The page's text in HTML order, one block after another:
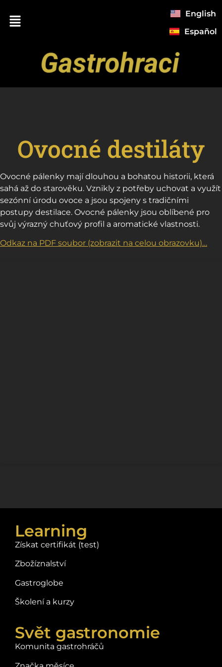
English
Español
Ovocné destiláty
Ovocné pálenky mají dlouhou a bohatou historii, která
sahá až do starověku. Vznikly z potřeby uchovat a využít
sezónní úrodu ovoce a jsou spojeny s tradičními
postupy destilace. Ovocné pálenky jsou oblíbené pro
svůj výrazný chuťový profil a aromatické vlastnosti.
Odkaz na PDF soubor (zobrazit na celou obrazovku)…
Learning
Získat certifikát (test)
Zbožíznalství
Gastroglobe
Školení a kurzy
Svět gastronomie
Komunita gastrohráčů